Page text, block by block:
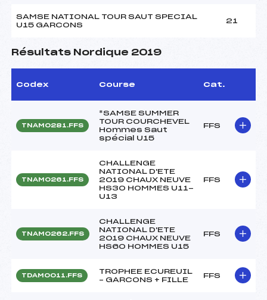
SAMSE NATIONAL TOUR SAUT SPECIAL
U15 GARCONS
21
Résultats Nordique 2019
Codex Course Cat.
TNAM0281.FFS
*SAMSE SUMMER
TOUR COURCHEVEL
Hommes Saut
spécial U15
FFS
TNAM0261.FFS
CHALLENGE
NATIONAL D'ETE
2019 CHAUX NEUVE
HS30 HOMMES U11-
U13
FFS
TNAM0262.FFS
CHALLENGE
NATIONAL D'ETE
2019 CHAUX NEUVE
HS60 HOMMES U15
FFS
TDAM0011.FFS
TROPHEE ECUREUIL
– GARCONS + FILLE
FFS